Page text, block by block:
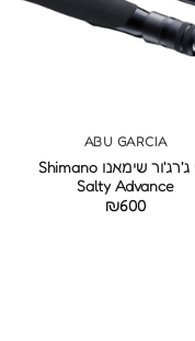
ABU GARCIA
סט ג'רג'ור שימאנו Shimano
Salty Advance
₪600